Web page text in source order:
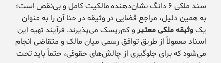
سند ملکی ۶ دانگ نشان‌دهنده مالکیت کامل و بی‌نقص است؛
به همین دلیل، مراجع قضایی در وثیقه در حنا آن را به عنوان
یکوثیقه ملکی معتبرو کم‌ریسک می‌پذیرند. فرآیند تهیه این
اسناد معمولاً از طریق توافق رسمی میان مالک و متقاضی انجام
می‌شود که برای جلوگیری از چالش‌های حقوقی، حتماً باید تحت